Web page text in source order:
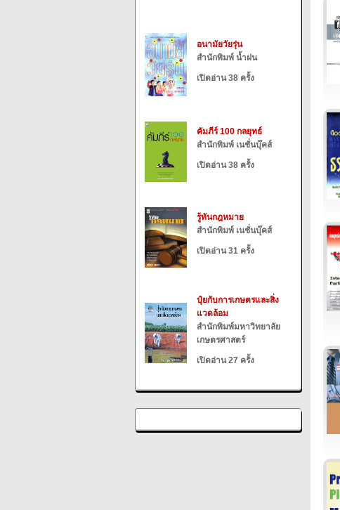
อนามัยวัยรุ่น
สำนักพิมพ์ น้ำฝน
เปิดอ่าน 38 ครั้ง
คัมภีร์ 100 กลยุทธ์
สำนักพิมพ์ เนชั่นบุ๊คส์
เปิดอ่าน 38 ครั้ง
รู้ทันกฎหมาย
สำนักพิมพ์ เนชั่นบุ๊คส์
เปิดอ่าน 31 ครั้ง
ปุ๋ยกับการเกษตรและสิ่ง
แวดล้อม
สำนักพิมพ์มหาวิทยาลัย
เกษตรศาสตร์
เปิดอ่าน 27 ครั้ง